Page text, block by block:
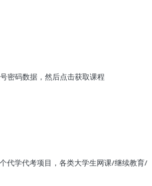
密码数据，然后点击获取课程
代学代考项目，各类大学生网课/继续教育/